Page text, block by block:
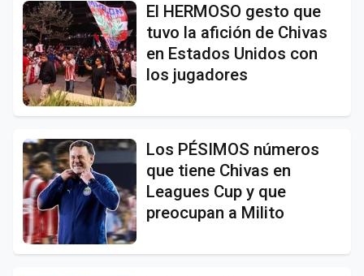
El HERMOSO gesto que
tuvo la afición de Chivas
en Estados Unidos con
los jugadores
Los PÉSIMOS números
que tiene Chivas en
Leagues Cup y que
preocupan a Milito